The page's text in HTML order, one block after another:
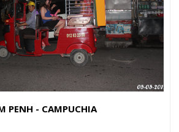
PENH - CAMPUCHIA